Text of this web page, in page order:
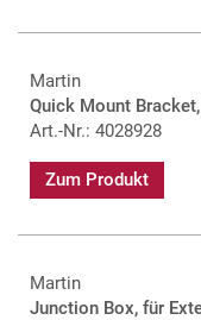
Martin
Quick Mount
Art.-Nr.: 4028928
Zum Produkt
Martin
Junction Box, für